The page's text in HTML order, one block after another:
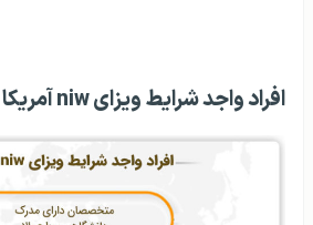
افراد واجد شرایط ویزای niw آمریکا